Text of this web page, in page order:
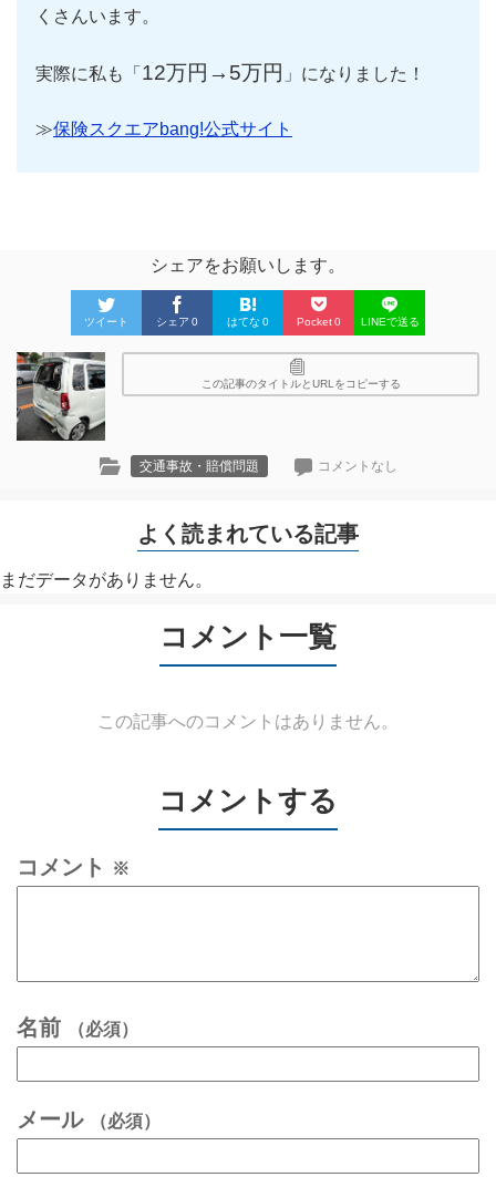
くさんいます。
実際に私も「 12万円→5万円 」になりました！
≫保険スクエアbang!公式サイト
シェアをお願いします。
ツイート シェア 0 はてな 0 Pocket0 LINEで送る
この記事のタイトルとURLをコピーする
交通事故・賠償問題 コメントなし
よく読まれている記事
まだデータがありません。
コメント一覧
この記事へのコメントはありません。
コメントする
コメント ※
名前 （必須）
メール （必須）